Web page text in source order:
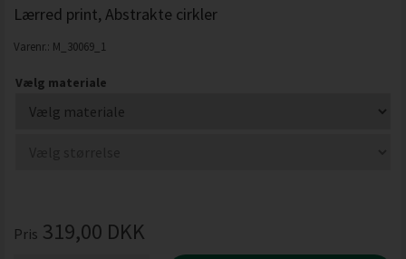
Lærred print, Abstrakte cirkler
Varenr.: M_30069_1
Vælg materiale
Pris 319,00 DKK